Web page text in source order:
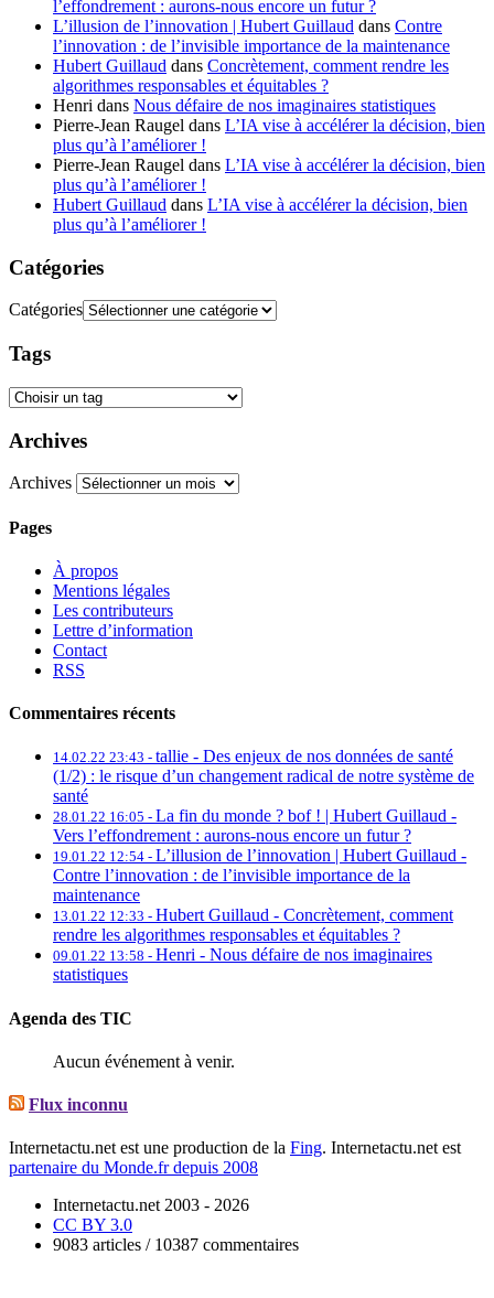
l’effondrement : aurons-nous encore un futur ?
L’illusion de l’innovation | Hubert Guillaud dans Contre
l’innovation : de l’invisible importance de la maintenance
Hubert Guillaud dans Concrètement, comment rendre les
algorithmes responsables et équitables ?
Henri dans Nous défaire de nos imaginaires statistiques
Pierre-Jean Raugel dans L’IA vise à accélérer la décision, bien
plus qu’à l’améliorer !
Pierre-Jean Raugel dans L’IA vise à accélérer la décision, bien
plus qu’à l’améliorer !
Hubert Guillaud dans L’IA vise à accélérer la décision, bien
plus qu’à l’améliorer !
Catégories
Catégories
Tags
Archives
Archives
Pages
À propos
Mentions légales
Les contributeurs
Lettre d’information
Contact
RSS
Commentaires récents
14.02.22 23:43 - tallie - Des enjeux de nos données de santé
(1/2) : le risque d’un changement radical de notre système de
santé
28.01.22 16:05 - La fin du monde ? bof ! | Hubert Guillaud -
Vers l’effondrement : aurons-nous encore un futur ?
19.01.22 12:54 - L’illusion de l’innovation | Hubert Guillaud -
Contre l’innovation : de l’invisible importance de la
maintenance
13.01.22 12:33 - Hubert Guillaud - Concrètement, comment
rendre les algorithmes responsables et équitables ?
09.01.22 13:58 - Henri - Nous défaire de nos imaginaires
statistiques
Agenda des TIC
Aucun événement à venir.
Flux inconnu
Internetactu.net est une production de la Fing. Internetactu.net est
partenaire du Monde.fr depuis 2008
Internetactu.net 2003 - 2026
CC BY 3.0
9083 articles / 10387 commentaires